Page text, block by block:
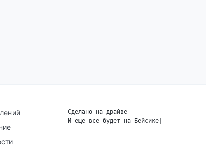
Сделано на драйве
И еще все будет на Бейсике